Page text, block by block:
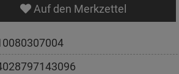
Auf den Merkzettel